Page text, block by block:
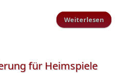
Weiterlesen
für Heimspiele